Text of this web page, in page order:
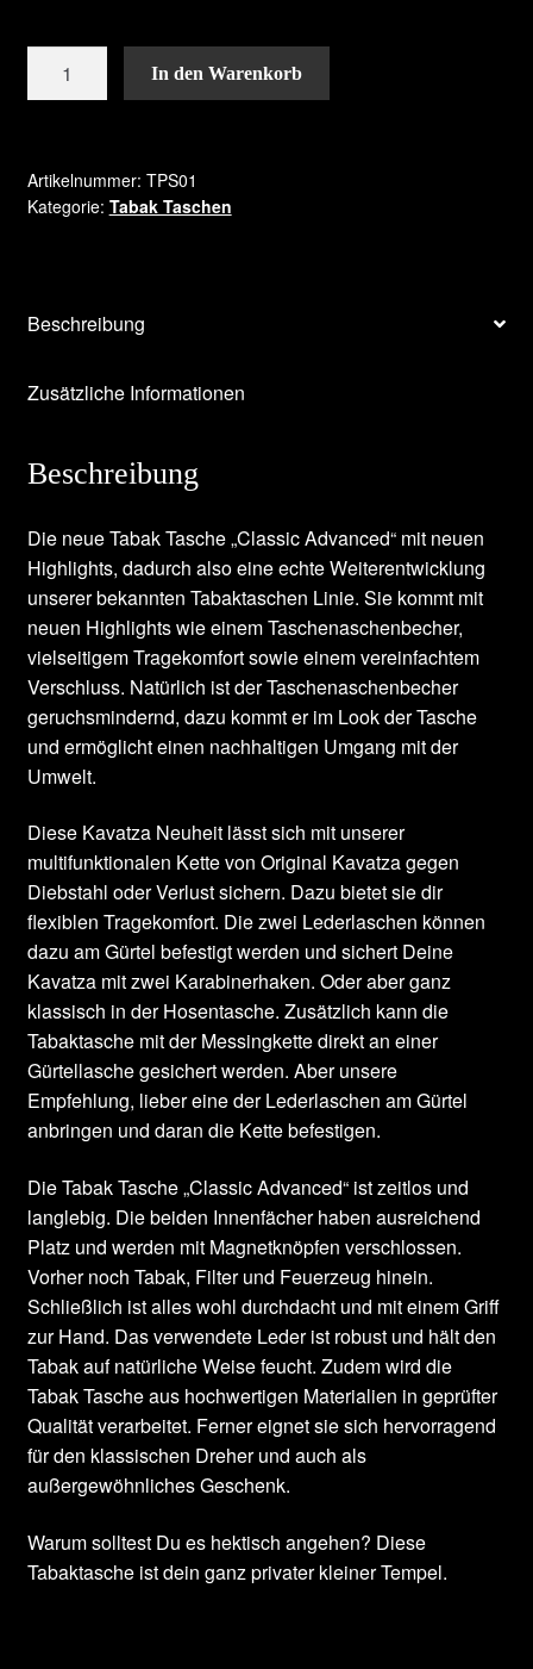
Tasche
Menge
In den Warenkorb
Artikelnummer: TPS01
Kategorie: Tabak Taschen
Beschreibung
Zusätzliche Informationen
Beschreibung
Die neue Tabak Tasche „Classic Advanced“ mit neuen
Highlights, dadurch also eine echte Weiterentwicklung
unserer bekannten Tabaktaschen Linie. Sie kommt mit
neuen Highlights wie einem Taschenaschenbecher,
vielseitigem Tragekomfort sowie einem vereinfachtem
Verschluss. Natürlich ist der Taschenaschenbecher
geruchsmindernd, dazu kommt er im Look der Tasche
und ermöglicht einen nachhaltigen Umgang mit der
Umwelt.
Diese Kavatza Neuheit lässt sich mit unserer
multifunktionalen Kette von Original Kavatza gegen
Diebstahl oder Verlust sichern. Dazu bietet sie dir
flexiblen Tragekomfort. Die zwei Lederlaschen können
dazu am Gürtel befestigt werden und sichert Deine
Kavatza mit zwei Karabinerhaken. Oder aber ganz
klassisch in der Hosentasche. Zusätzlich kann die
Tabaktasche mit der Messingkette direkt an einer
Gürtellasche gesichert werden. Aber unsere
Empfehlung, lieber eine der Lederlaschen am Gürtel
anbringen und daran die Kette befestigen.
Die Tabak Tasche „Classic Advanced“ ist zeitlos und
langlebig. Die beiden Innenfächer haben ausreichend
Platz und werden mit Magnetknöpfen verschlossen.
Vorher noch Tabak, Filter und Feuerzeug hinein.
Schließlich ist alles wohl durchdacht und mit einem Griff
zur Hand. Das verwendete Leder ist robust und hält den
Tabak auf natürliche Weise feucht. Zudem wird die
Tabak Tasche aus hochwertigen Materialien in geprüfter
Qualität verarbeitet. Ferner eignet sie sich hervorragend
für den klassischen Dreher und auch als
außergewöhnliches Geschenk.
Warum solltest Du es hektisch angehen? Diese
Tabaktasche ist dein ganz privater kleiner Tempel.